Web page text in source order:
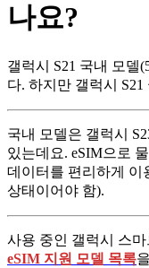
나요?
갤럭시 S21 국내 모델
다. 하지만 갤럭시
국내 모델은 갤럭시
있는데요. eSIM으로
데이터를 편리하게 이
상태이어야 함).
사용 중인 갤럭시 스
eSIM 지원 모델 목록